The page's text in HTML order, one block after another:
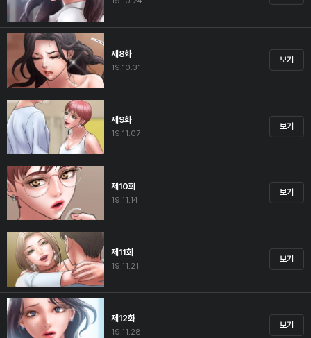
제8화
19.10.31
보기
제9화
19.11.07
보기
제10화
19.11.14
보기
제11화
19.11.21
보기
제12화
19.11.28
보기